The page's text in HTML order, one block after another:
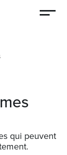
principal
qui peuvent